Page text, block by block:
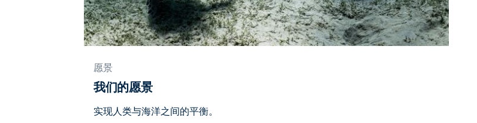
愿景
我们的愿景
实现人类与海洋之间的平衡。